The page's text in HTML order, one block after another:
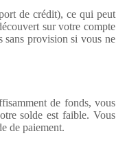
de crédit), ce qui peut
sur votre compte
sans provision si vous ne
de fonds, vous
solde est faible. Vous
de paiement.